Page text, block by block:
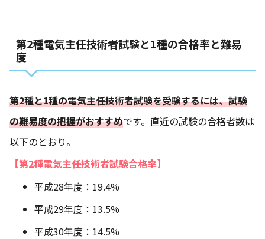
第2種電気主任技術者試験と1種の合格率と難易
度
第2種と1種の電気主任技術者試験を受験するには、試験
の難易度の把握がおすすめです。直近の試験の合格者数は
以下のとおり。
【第2種電気主任技術者試験合格率】
平成28年度：19.4%
平成29年度：13.5%
平成30年度：14.5%